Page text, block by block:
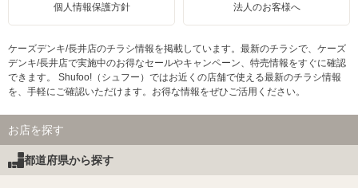
個人情報保護方針 法人のお客様へ
ケーズデンキ/長井店のチラシ情報を掲載しています。最新のチラシで、ケーズ
デンキ/長井店で実施中のお得なセールやキャンペーン、特売情報をすぐに確認
できます。 Shufoo!（シュフー）ではお近くの店舗で使える最新のチラシ情報
を、手軽にご確認いただけます。お得な情報をぜひご活用ください。
お店を探す
都道府県から探す